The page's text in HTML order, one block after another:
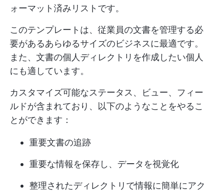
ォーマット済みリストです。
このテンプレートは、従業員の文書を管理する必
要があるあらゆるサイズのビジネスに最適です。
また、文書の個人ディレクトリを作成したい個人
にも適しています。
カスタマイズ可能なステータス、ビュー、フィー
ルドが含まれており、以下のようなことをやるこ
とができます：
重要文書の追跡
重要な情報を保存し、データを視覚化
整理されたディレクトリで情報に簡単にアク